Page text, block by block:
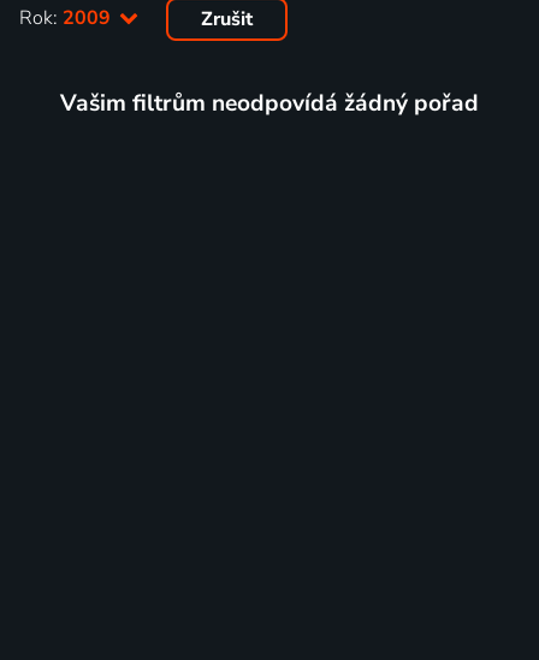
Rok: 2009 Zrušit
Vašim filtrům neodpovídá žádný pořad